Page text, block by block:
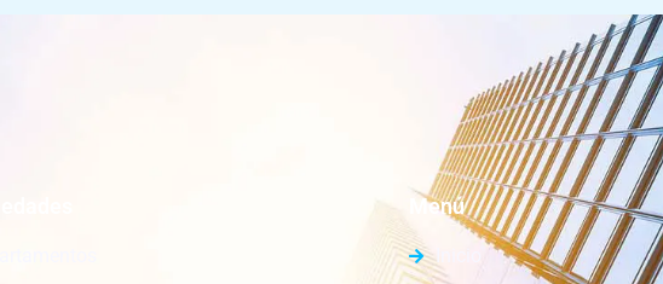
Menú
Inicio